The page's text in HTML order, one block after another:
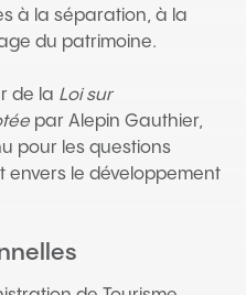
à la séparation, à la
du patrimoine.
de la Loi sur
par Alepin Gauthier,
pour les questions
envers le développement